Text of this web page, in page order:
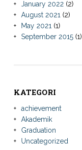
January 2022 (2)
August 2021 (2)
May 2021 (1)
September 2015(1)
KATEGORI
achievement
Akademik
Graduation
Uncategorized